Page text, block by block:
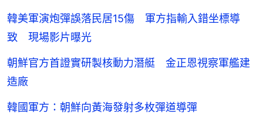
韓美軍演炮彈誤落民居15傷 軍方指輸入錯坐標導
致 現場影片曝光
朝鮮官方首證實研製核動力潛艇 金正恩視察軍艦建
造廠
韓國軍方：朝鮮向黃海發射多枚彈道導彈